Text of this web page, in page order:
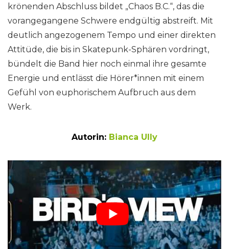
krönenden Abschluss bildet „Chaos B.C.“, das die
vorangegangene Schwere endgültig abstreift. Mit
deutlich angezogenem Tempo und einer direkten
Attitüde, die bis in Skatepunk-Sphären vordringt,
bündelt die Band hier noch einmal ihre gesamte
Energie und entlässt die Hörer*innen mit einem
Gefühl von euphorischem Aufbruch aus dem
Werk.
Autorin: Bianca Ully